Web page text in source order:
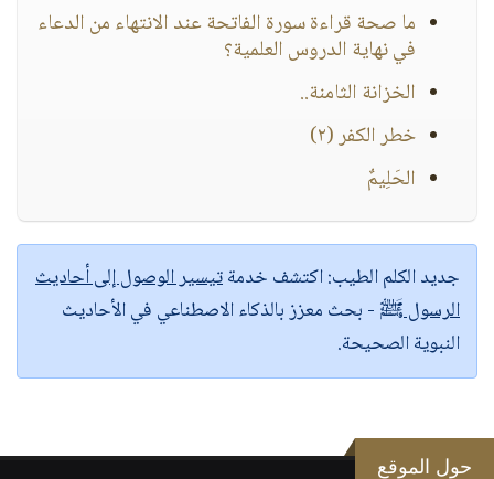
ما صحة قراءة سورة الفاتحة عند الانتهاء من الدعاء
في نهاية الدروس العلمية؟
الخزانة الثامنة..
خطر الكفر (٢)
الحَلِيمٌ
جديد الكلم الطيب:اكتشف خدمةتيسير الوصول إلى أحاديث
الرسول ﷺ - بحث معزز بالذكاء الاصطناعي في الأحاديث
النبوية الصحيحة.
حول الموقع